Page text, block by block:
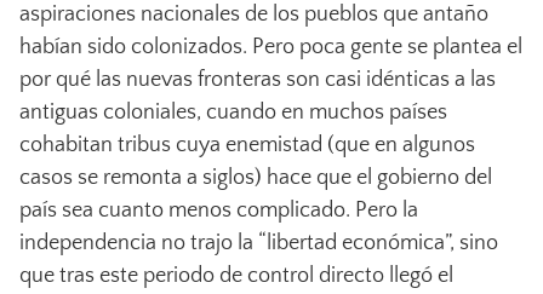
aspiraciones nacionales de los pueblos que antaño
habían sido colonizados. Pero poca gente se plantea el
por qué las nuevas fronteras son casi idénticas a las
antiguas coloniales, cuando en muchos países
cohabitan tribus cuya enemistad (que en algunos
casos se remonta a siglos) hace que el gobierno del
país sea cuanto menos complicado. Pero la
independencia no trajo la “libertad económica”, sino
que tras este periodo de control directo llegó el